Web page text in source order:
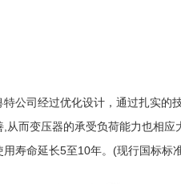
公司经过优化设计，通过扎实的
而变压器的承受负荷能力也相应
寿命延长5至10年。(现行国标标